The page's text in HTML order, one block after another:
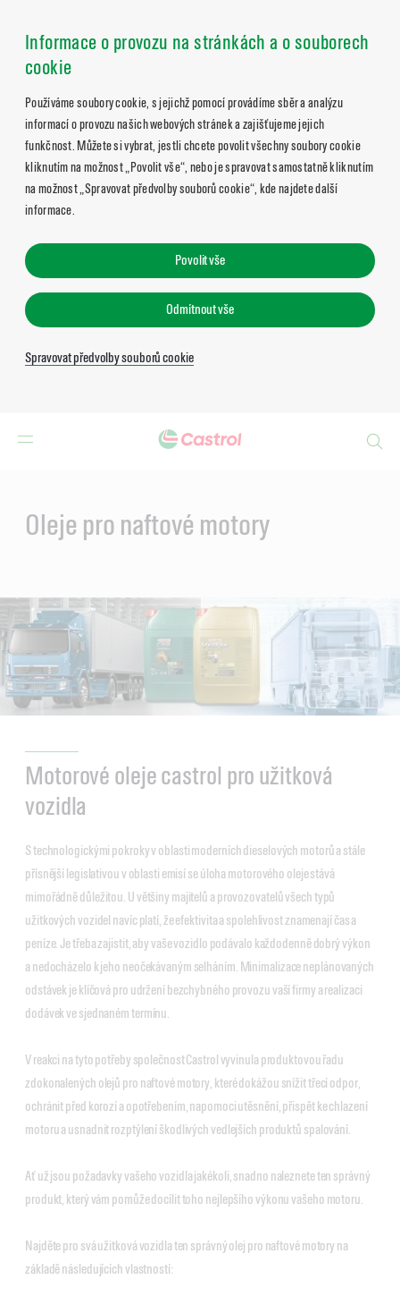
Informace o provozu na stránkách a o souborech
cookie
Používáme soubory cookie, s jejichž pomocí provádíme sběr a analýzu
informací o provozu našich webových stránek a zajišťujeme jejich
funkčnost. Můžete si vybrat, jestli chcete povolit všechny soubory cookie
kliknutím na možnost „Povolit vše“, nebo je spravovat samostatně kliknutím
na možnost „Spravovat předvolby souborů cookie“, kde najdete další
informace.
Povolit vše
Odmítnout vše
Spravovat předvolby souborů cookie
Oleje pro naftové motory
Motorové oleje castrol pro užitková
vozidla
S technologickými pokroky v oblasti moderních dieselových motorů a stále
přísnější legislativou v oblasti emisí se úloha motorového oleje stává
mimořádně důležitou. U většiny majitelů a provozovatelů všech typů
užitkových vozidel navíc platí, že efektivita a spolehlivost znamenají čas a
peníze. Je třeba zajistit, aby vaše vozidlo podávalo každodenně dobrý výkon
a nedocházelo k jeho neočekávaným selháním. Minimalizace neplánovaných
odstávek je klíčová pro udržení bezchybného provozu vaší firmy a realizaci
dodávek ve sjednaném termínu.
V reakci na tyto potřeby společnost Castrol vyvinula produktovou řadu
zdokonalených olejů pro naftové motory, které dokážou snížit třecí odpor,
ochránit před korozí a opotřebením, napomoci utěsnění, přispět ke chlazení
motoru a usnadnit rozptýlení škodlivých vedlejších produktů spalování.
Ať už jsou požadavky vašeho vozidla jakékoli, snadno naleznete ten správný
produkt, který vám pomůže docílit toho nejlepšího výkonu vašeho motoru.
Najděte pro svá užitková vozidla ten správný olej pro naftové motory na
základě následujících vlastností: